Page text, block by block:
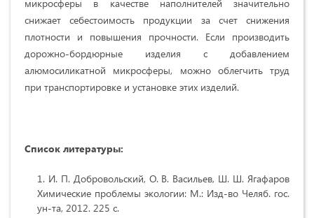
микросферы в качестве наполнителей значительно
снижает себестоимость продукции за счет снижения
плотности и повышения прочности. Если производить
дорожно-бордюрные изделия с добавлением
алюмосиликатной микросферы, можно облегчить труд
при транспортировке и установке этих изделий.
Список литературы:
И. П. Добровольский, О. В. Васильев, Ш. Ш. Ягафаров
Химические проблемы экологии: М.: Изд-во Челяб. гос.
ун-та, 2012. 225 с.